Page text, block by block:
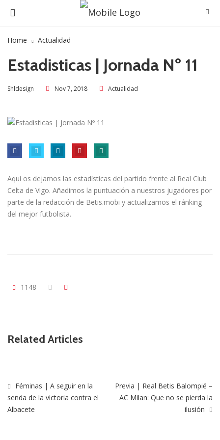
Home Actualidad
Estadisticas | Jornada Nº 11
Shldesign Nov 7, 2018 Actualidad
Aquí os dejamos las estadí­sticas del partido frente al Real Club
Celta de Vigo. Añadimos la puntuación a nuestros jugadores por
parte de la redacción de Betis.mobi y actualizamos el ránking
del mejor futbolista.
1148
Related Articles
Féminas | A seguir en la
senda de la victoria contra el
Albacete
Previa | Real Betis Balompié –
AC Milan: Que no se pierda la
ilusión